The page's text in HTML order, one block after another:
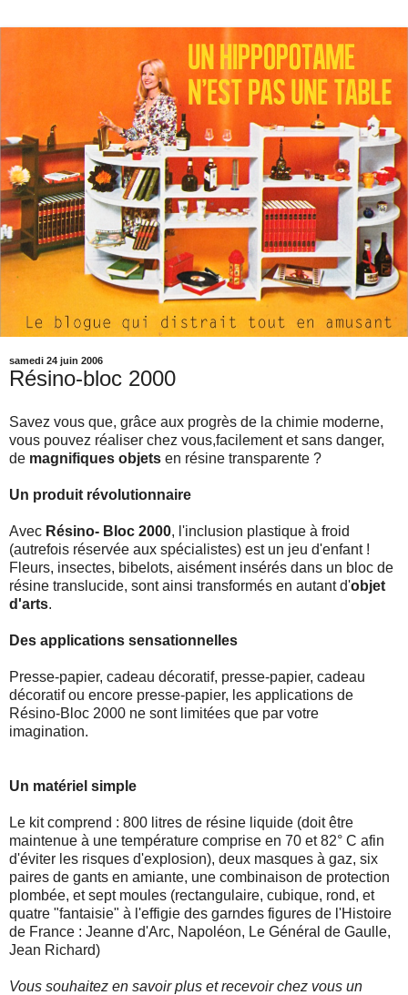
samedi 24 juin 2006
Résino-bloc 2000
Savez vous que, grâce aux progrès de la chimie moderne,
vous pouvez réaliser chez vous,facilement et sans danger,
de magnifiques objets en résine transparente ?
Un produit révolutionnaire
Avec Résino- Bloc 2000, l'inclusion plastique à froid
(autrefois réservée aux spécialistes) est un jeu d'enfant !
Fleurs, insectes, bibelots, aisément insérés dans un bloc de
résine translucide, sont ainsi transformés en autant d'objet
d'arts.
Des applications sensationnelles
Presse-papier, cadeau décoratif, presse-papier, cadeau
décoratif ou encore presse-papier, les applications de
Résino-Bloc 2000 ne sont limitées que par votre
imagination.
Un matériel simple
Le kit comprend : 800 litres de résine liquide (doit être
maintenue à une température comprise en 70 et 82° C afin
d'éviter les risques d'explosion), deux masques à gaz, six
paires de gants en amiante, une combinaison de protection
plombée, et sept moules (rectangulaire, cubique, rond, et
quatre "fantaisie" à l'effigie des garndes figures de l'Histoire
de France : Jeanne d'Arc, Napoléon, Le Général de Gaulle,
Jean Richard)
Vous souhaitez en savoir plus et recevoir chez vous un